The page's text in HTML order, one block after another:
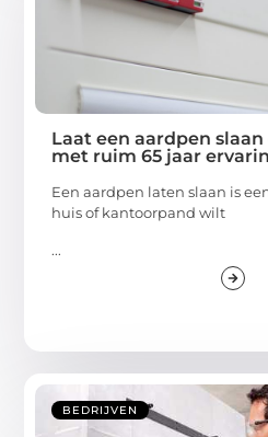
Laat een aardpen
met ruim 65 jaar
Een aardpen laten slaan is
huis of kantoorpand wilt
...
BEDRIJVEN